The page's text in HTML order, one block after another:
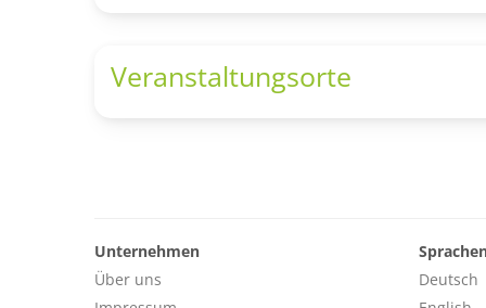
Veranstaltungsorte
Unternehmen
Über uns
Deutsch